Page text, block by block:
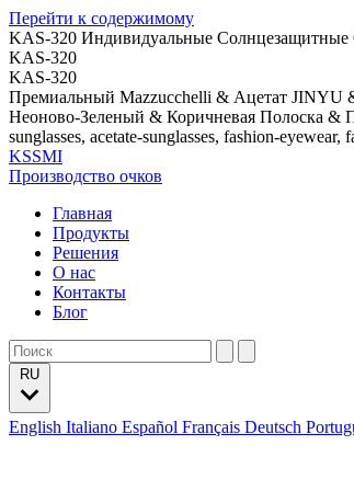
Перейти к содержимому
KAS-320 Индивидуальные Солнцезащитные
KAS-320
KAS-320
Премиальный Mazzucchelli & Ацетат JINYU
Неоново-Зеленый & Коричневая Полоска
sunglasses, acetate-sunglasses, fashion-eyewear,
KSSMI
Производство очков
Главная
Продукты
Решения
О нас
Контакты
Блог
English Italiano Español Français Deutsch